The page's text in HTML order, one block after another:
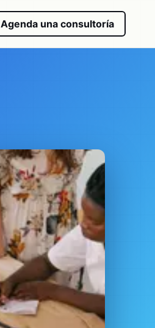
Agenda una consultoría